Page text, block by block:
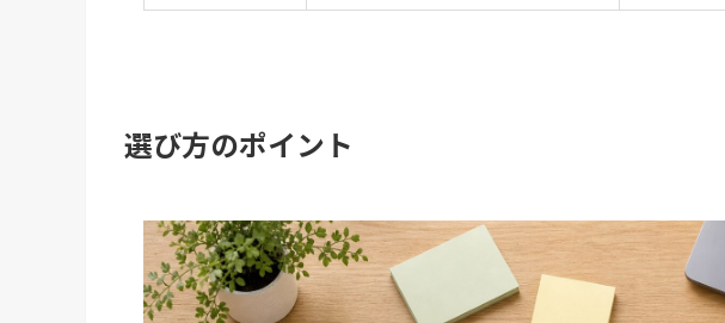
選び方のポイント